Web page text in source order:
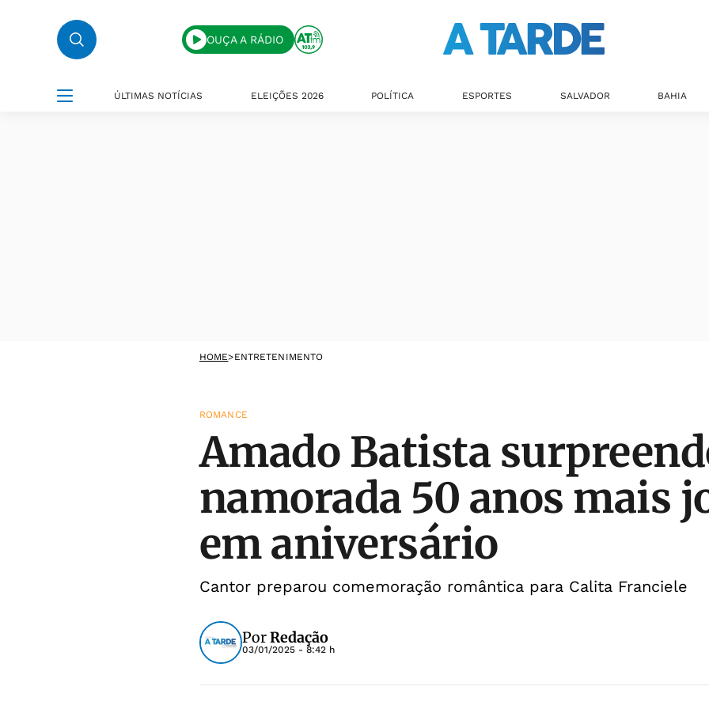
OUÇA A RÁDIO
ÚLTIMAS NOTÍCIAS ELEIÇÕES 2026 POLÍTICA ESPORTES SALVADOR BAHIA
HOME>ENTRETENIMENTO
ROMANCE
Amado Batista
namorada 50 anos mais
em aniversário
Cantor preparou comemoração romântica para Calita Franciele
PorRedação
03/01/2025 - 8:42 h